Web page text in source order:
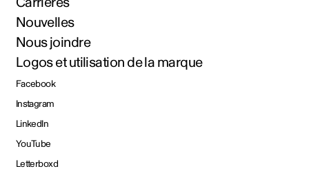
Nouvelles
Nous joindre
Logos et utilisation de la marque
Facebook
Instagram
LinkedIn
YouTube
Letterboxd